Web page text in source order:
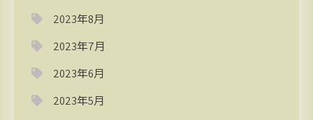
2023年8月
2023年7月
2023年6月
2023年5月